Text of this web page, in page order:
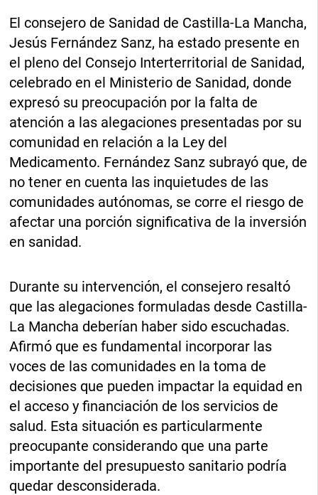
El consejero de Sanidad de Castilla-La Mancha,
Jesús Fernández Sanz, ha estado presente en
el pleno del Consejo Interterritorial de Sanidad,
celebrado en el Ministerio de Sanidad, donde
expresó su preocupación por la falta de
atención a las alegaciones presentadas por su
comunidad en relación a la Ley del
Medicamento. Fernández Sanz subrayó que, de
no tener en cuenta las inquietudes de las
comunidades autónomas, se corre el riesgo de
afectar una porción significativa de la inversión
en sanidad.
Durante su intervención, el consejero resaltó
que las alegaciones formuladas desde Castilla-
La Mancha deberían haber sido escuchadas.
Afirmó que es fundamental incorporar las
voces de las comunidades en la toma de
decisiones que pueden impactar la equidad en
el acceso y financiación de los servicios de
salud. Esta situación es particularmente
preocupante considerando que una parte
importante del presupuesto sanitario podría
quedar desconsiderada.